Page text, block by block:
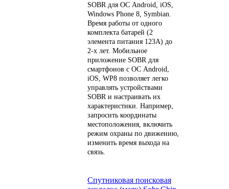
SOBR для ОС Android, iOS,
Windows Phone 8, Symbian.
Время работы от одного
комплекта батарей (2
элемента питания 123А) до
2-х лет. Мобильное
приложение SOBR для
смартфонов с ОС Android,
iOS, WP8 позволяет легко
управлять устройствами
SOBR и настраивать их
характеристики. Например,
запросить координаты
местоположения, включить
режим охраны по движению,
изменить время выхода на
связь.
Спутниковая поисковая